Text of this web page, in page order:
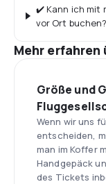
✔️ Kann ich mit
vor Ort buchen?
Mehr erfahren
Größe und
Wenn wir uns
entscheiden,
man im Koffer
Handgepäck
des Tickets